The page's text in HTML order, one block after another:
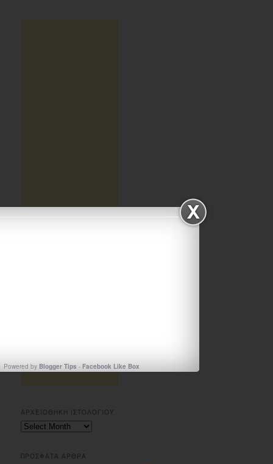
ΑΡΧΕΙΟΘΗΚΗ ΙΣΤΟΛΟΓΙΟΥ
Αρχειοθηκη
ΠΡΟΣΦΑΤΑ ΑΡΘΡΑ
Powered by Blogger Tips - Facebook Like Box